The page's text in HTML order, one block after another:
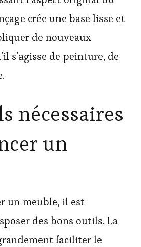
crée une base lisse et
de nouveaux
s’agisse de peinture, de
nécessaires
un
un meuble, il est
des bons outils. La
faciliter le